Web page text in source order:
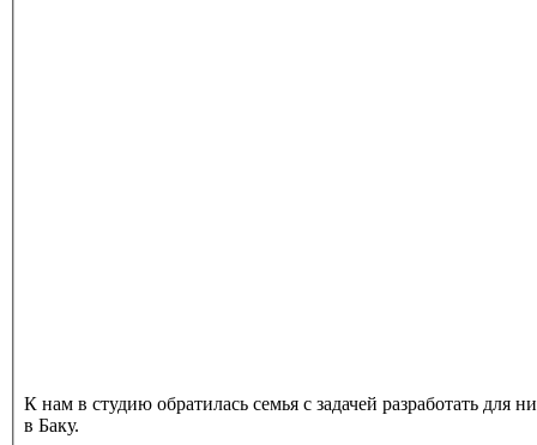
К нам в студию обратилась семья с задачей разработать для
в Баку.